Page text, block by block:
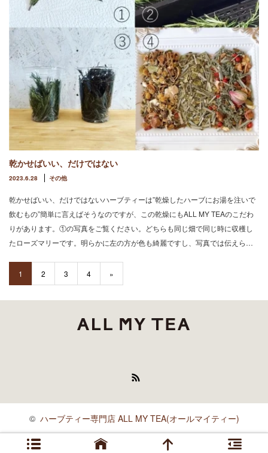
乾かせばいい、だけではない
2023.6.28 その他
乾かせばいい、だけではないハーブティーは”乾燥したハーブにお湯を注いで
飲むもの”簡単に言えばそうなのですが、この乾燥にもALL MY TEAのこだわ
りがあります。①の写真をご覧ください。どちらも同じ畑で同じ時に収穫し
たローズマリーです。明らかに左の方が色も綺麗ですし、写真では伝えら…
1 2 3 4 »
© ハーブティー専門店 ALL MY TEA(オールマイティー)